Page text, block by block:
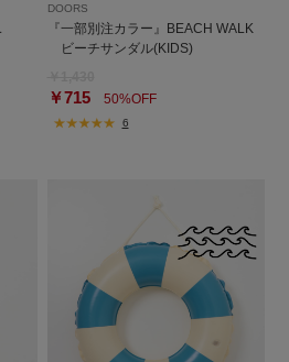
DOORS
『一部別注カラー』BEACH WALK
ビーチサンダル(KIDS)
￥71550%OFF
6